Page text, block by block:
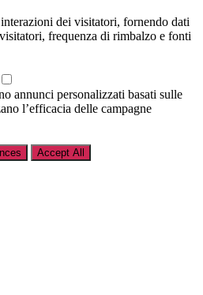
dei visitatori, fornendo dati
frequenza di rimbalzo e fonti
annunci personalizzati basati sulle
l’efficacia delle campagne
Accept All